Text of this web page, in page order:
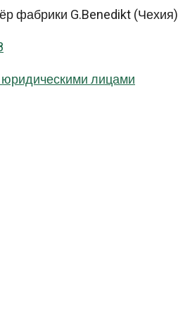
фабрики G.Benedikt
лицами